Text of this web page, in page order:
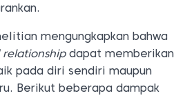
mengungkapkan bahwa
dapat memberikan
pada diri sendiri maupun
Berikut beberapa dampak